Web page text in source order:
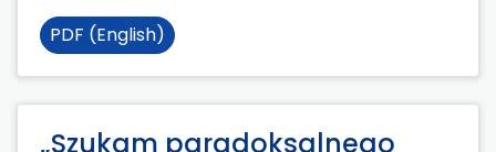
PDF (English)
„Szukam paradoksalnego